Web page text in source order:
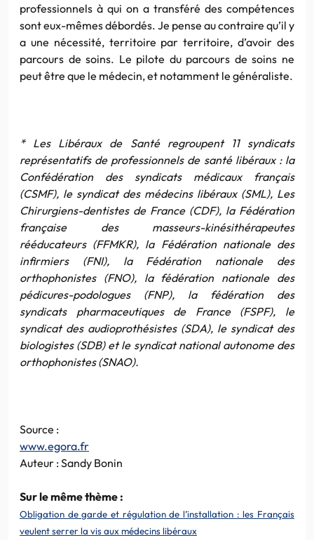
professionnels à qui on a transféré des compétences
sont eux-mêmes débordés. Je pense au contraire qu’il y
a une nécessité, territoire par territoire, d’avoir des
parcours de soins. Le pilote du parcours de soins ne
peut être que le médecin, et notamment le généraliste.
* Les Libéraux de Santé regroupent 11 syndicats
représentatifs de professionnels de santé libéraux : la
Confédération des syndicats médicaux français
(CSMF), le syndicat des médecins libéraux (SML), Les
Chirurgiens-dentistes de France (CDF), la Fédération
française des masseurs-kinésithérapeutes
rééducateurs (FFMKR), la Fédération nationale des
infirmiers (FNI), la Fédération nationale des
orthophonistes (FNO), la fédération nationale des
pédicures-podologues (FNP), la fédération des
syndicats pharmaceutiques de France (FSPF), le
syndicat des audioprothésistes (SDA), le syndicat des
biologistes (SDB) et le syndicat national autonome des
orthophonistes (SNAO).
Source :
www.egora.fr
Auteur : Sandy Bonin
Sur le même thème :
Obligation de garde et régulation de l’installation : les Français
veulent serrer la vis aux médecins libéraux